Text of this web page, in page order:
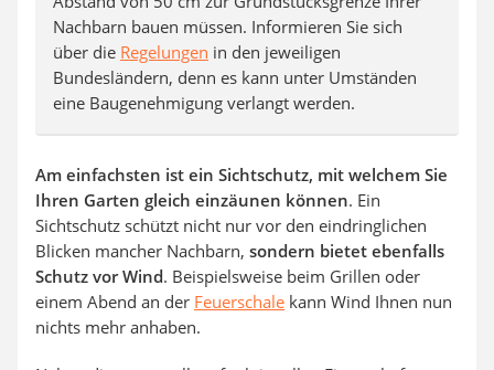
Nachbarn bauen müssen. Informieren Sie sich
über die Regelungen in den jeweiligen
Bundesländern, denn es kann unter Umständen
eine Baugenehmigung verlangt werden.
Am einfachsten ist ein Sichtschutz, mit welchem Sie
Ihren Garten gleich einzäunen können. Ein
Sichtschutz schützt nicht nur vor den eindringlichen
Blicken mancher Nachbarn, sondern bietet ebenfalls
Schutz vor Wind. Beispielsweise beim Grillen oder
einem Abend an der Feuerschale kann Wind Ihnen nun
nichts mehr anhaben.